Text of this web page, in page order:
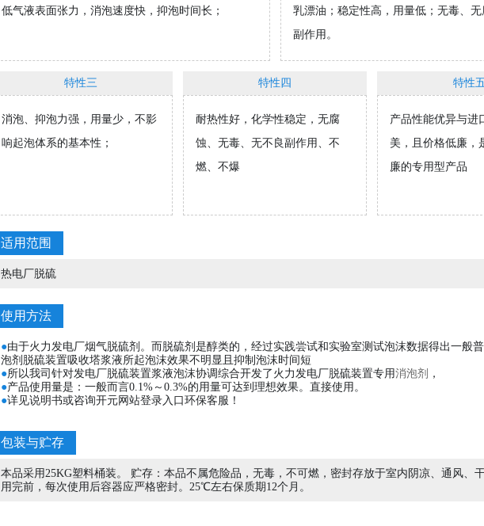
资深研发团
全国咨询热线：
低气液表面张力，消泡速度快，抑泡时间长；
乳漂油；稳定性高，用量低；无毒、无
副作用。
特性三
消泡、抑泡力强，用量少，不影
响起泡体系的基本性；
特性四
耐热性好，化学性稳定，无腐
蚀、无毒、无不良副作用、不
燃、不爆
特性
产品性能优异与进
美，且价格低廉，
廉的专用型产品
适用范围
热电厂脱硫
使用方法
●由于火力发电厂烟气脱硫剂。而脱硫剂是醇类的，经过实践尝试和实验室测试泡沫数据得出一般
泡剂脱硫装置吸收塔浆液所起泡沫效果不明显且抑制泡沫时间短
●所以我司针对发电厂脱硫装置浆液泡沫协调综合开发了火力发电厂脱硫装置专用消泡剂 ，
●产品使用量是：一般而言0.1%～0.3%的用量可达到理想效果。直接使用。
●详见说明书或咨询开元网站登录入口环保客服！
包装与贮存
本品采用25KG塑料桶装。 贮存：本品不属危险品，无毒，不可燃，密封存放于室内阴凉、通风、
用完前，每次使用后容器应严格密封。25℃左右保质期12个月。